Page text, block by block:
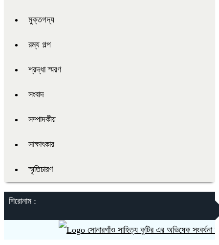
মুক্তগদ্য
রম্য গল্প
শ্রদ্ধা স্মরণ
সংবাদ
সম্পাদকীয়
সাক্ষাৎকার
স্মৃতিচারণ
শিরোনাম :
সোনারগাঁও সাহিত্য কুটির এর অভিষেক সংবর্ধনা